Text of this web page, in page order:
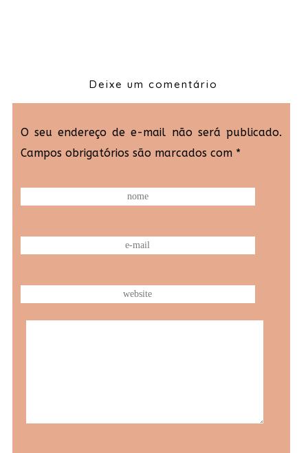
Deixe um comentário
O seu endereço de e-mail não será publicado.
Campos obrigatórios são marcados com *